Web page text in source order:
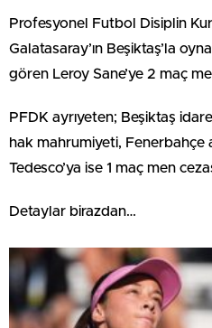
Profesyonel Futbol Disiplin
Galatasaray’ın Beşiktaş’la
gören Leroy Sane’ye 2 maç
PFDK ayrıyeten; Beşiktaş
hak mahrumiyeti,
Tedesco’ya ise 1 maç men
Detaylar birazdan…